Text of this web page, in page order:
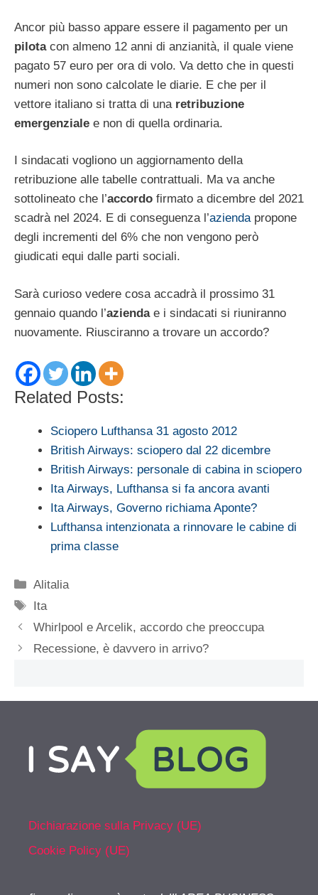
Ancor più basso appare essere il pagamento per un
pilotacon almeno 12 anni di anzianità, il quale viene
pagato 57 euro per ora di volo. Va detto che in questi
numeri non sono calcolate le diarie. E che per il
vettore italiano si tratta di una retribuzione
emergenziale e non di quella ordinaria.
I sindacati vogliono un aggiornamento della
retribuzione alle tabelle contrattuali. Ma va anche
sottolineato che l’accordo firmato a dicembre del 2021
scadrà nel 2024. E di conseguenza l’aziendapropone
degli incrementi del 6% che non vengono però
giudicati equi dalle parti sociali.
Sarà curioso vedere cosa accadrà il prossimo 31
gennaio quando l’aziendae i sindacati si riuniranno
nuovamente. Riusciranno a trovare un accordo?
Related Posts:
Sciopero Lufthansa 31 agosto 2012
British Airways: sciopero dal 22 dicembre
British Airways: personale di cabina in sciopero
Ita Airways, Lufthansa si fa ancora avanti
Ita Airways, Governo richiama Aponte?
Lufthansa intenzionata a rinnovare le cabine di
prima classe
Categorie
Alitalia
Tag
Ita
Whirlpool e Arcelik, accordo che preoccupa
Recessione, è davvero in arrivo?
Dichiarazione sulla Privacy (UE)
Cookie Policy (UE)